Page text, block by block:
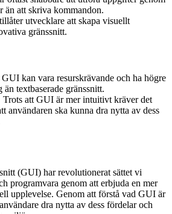
än att skriva kommandon.
utvecklare att skapa visuellt
gränssnitt.
GUI kan vara resurskrävande och ha högre
textbaserade gränssnitt.
Trots att GUI är mer intuitivt kräver det
användaren ska kunna dra nytta av dess
(GUI) har revolutionerat sättet vi
programvara genom att erbjuda en mer
upplevelse. Genom att förstå vad GUI är
dra nytta av dess fördelar och